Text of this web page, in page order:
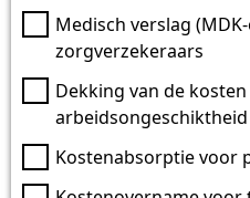
Medisch verslag
zorgverzekeraars
Dekking van de
arbeidsongeschiktheid
Kostenabsorptie voor